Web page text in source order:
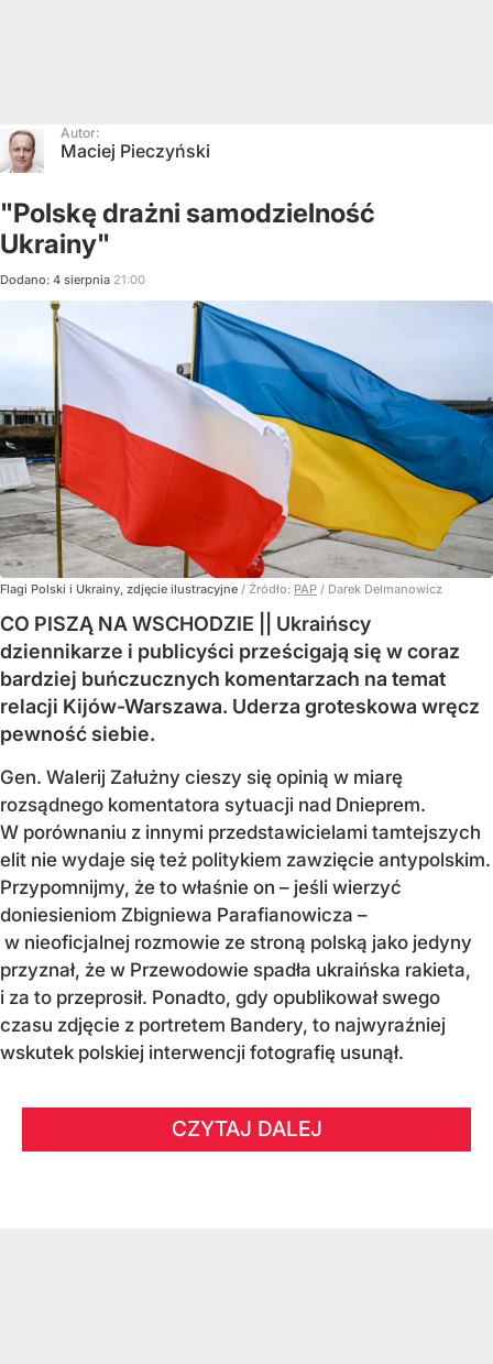
Autor:
Maciej Pieczyński
"Polskę drażni samodzielność
Ukrainy"
Dodano: 4 sierpnia 21:00
Flagi Polski i Ukrainy, zdjęcie ilustracyjne / Źródło: PAP / Darek Delmanowicz
CO PISZĄ NA WSCHODZIE || Ukraińscy
dziennikarze i publicyści prześcigają się w coraz
bardziej buńczucznych komentarzach na temat
relacji Kijów-Warszawa. Uderza groteskowa wręcz
pewność siebie.
Gen. Walerij Załużny cieszy się opinią w miarę
rozsądnego komentatora sytuacji nad Dnieprem.
W porównaniu z innymi przedstawicielami tamtejszych
elit nie wydaje się też politykiem zawzięcie antypolskim.
Przypomnijmy, że to właśnie on – jeśli wierzyć
doniesieniom Zbigniewa Parafianowicza –
w nieoficjalnej rozmowie ze stroną polską jako jedyny
przyznał, że w Przewodowie spadła ukraińska rakieta,
i za to przeprosił. Ponadto, gdy opublikował swego
czasu zdjęcie z portretem Bandery, to najwyraźniej
wskutek polskiej interwencji fotografię usunął.
CZYTAJ DALEJ